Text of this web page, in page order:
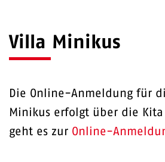
Villa Minikus
Die Online-Anmeldung für
Minikus erfolgt über die
geht es zur Online-